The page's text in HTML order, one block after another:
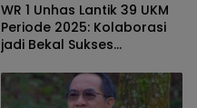
WR 1 Unhas Lantik 39 UKM
Periode 2025: Kolaborasi
jadi Bekal Sukses